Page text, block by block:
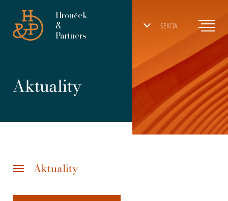
SEKCIA
Hronček
&
Partners
Aktuality
Aktuality